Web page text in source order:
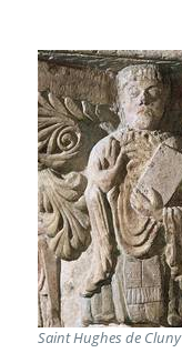
Saint Hughes de Cluny